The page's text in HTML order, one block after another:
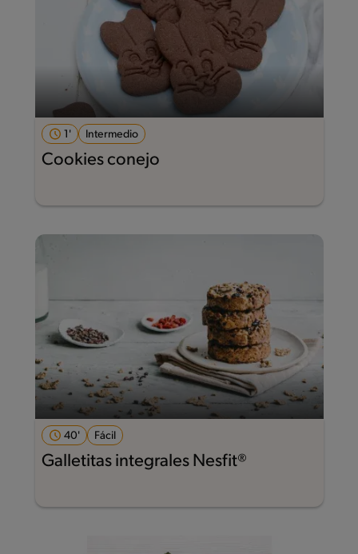
1' Intermedio
Cookies conejo
40' Fácil
Galletitas integrales Nesfit®